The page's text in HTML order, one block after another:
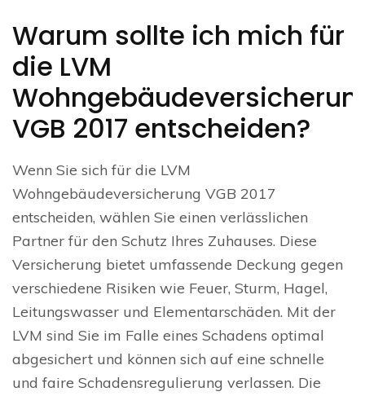
Warum sollte ich mich für
die LVM
VGB 2017 entscheiden?
Wenn Sie sich für die LVM
Wohngebäudeversicherung VGB 2017
entscheiden, wählen Sie einen verlässlichen
Partner für den Schutz Ihres Zuhauses. Diese
Versicherung bietet umfassende Deckung gegen
verschiedene Risiken wie Feuer, Sturm, Hagel,
Leitungswasser und Elementarschäden. Mit der
LVM sind Sie im Falle eines Schadens optimal
abgesichert und können sich auf eine schnelle
und faire Schadensregulierung verlassen. Die